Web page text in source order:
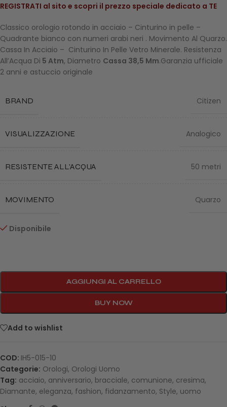
REGISTRATI al sito e scopri il prezzo speciale dedicato a TE
Classico orologio rotondo in acciaio – Cinturino in pelle –
Quadrante bianco con numeri arabi neri . Movimento Al Quarzo.
Cassa In Acciaio – Cinturino In Pelle Vetro Minerale. Resistenza
All’Acqua Di 5 Atm, Diametro Cassa 38,5 Mm.Garanzia ufficiale
2 anni e astuccio originale
BRAND Citizen
VISUALIZZAZIONE Analogico
RESISTENTE ALL'ACQUA 50 metri
MOVIMENTO Quarzo
Disponibile
AGGIUNGI AL CARRELLO
BUY NOW
Add to wishlist
COD: IH5-015-10
Categorie: Orologi, Orologi Uomo
Tag: acciaio, anniversario, bracciale, comunione, cresima,
Diamante, eleganza, fashion, fidanzamento, Style, uomo